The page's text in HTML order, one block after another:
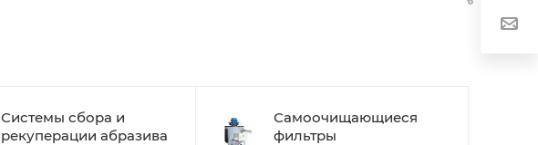
Системы сбора и
рекуперации абразива
Самоочищающиеся
фильтры